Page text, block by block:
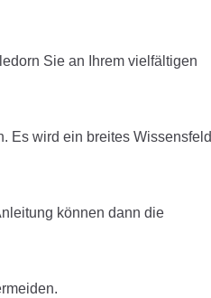
Sie an Ihrem vielfältigen
Es wird ein breites Wissensfeld
können dann die